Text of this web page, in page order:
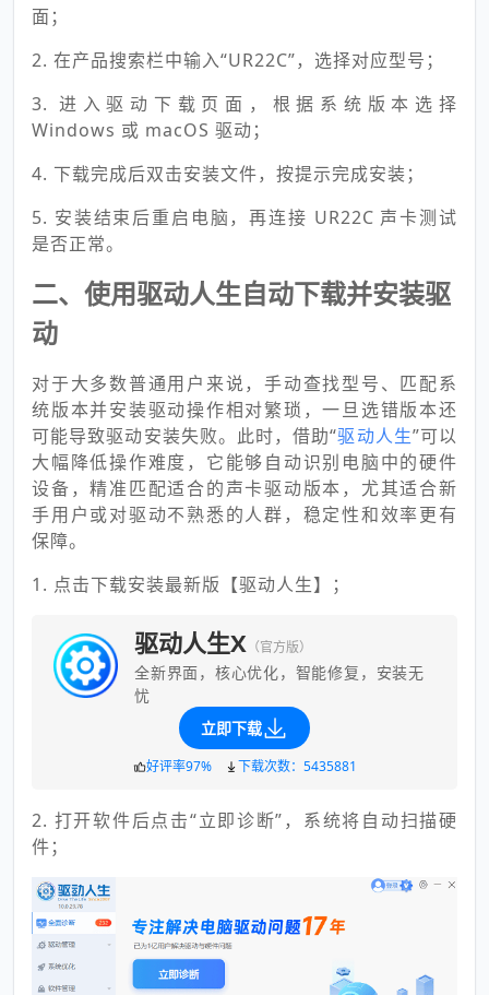
面；
2. 在产品搜索栏中输入“UR22C”，选择对应型号；
3. 进入驱动下载页面，根据系统版本选择
Windows 或 macOS 驱动；
4. 下载完成后双击安装文件，按提示完成安装；
5. 安装结束后重启电脑，再连接 UR22C 声卡测试
是否正常。
二、使用驱动人生自动下载并安装驱
动
对于大多数普通用户来说，手动查找型号、匹配系
统版本并安装驱动操作相对繁琐，一旦选错版本还
可能导致驱动安装失败。此时，借助“驱动人生”可以
大幅降低操作难度，它能够自动识别电脑中的硬件
设备，精准匹配适合的声卡驱动版本，尤其适合新
手用户或对驱动不熟悉的人群，稳定性和效率更有
保障。
1. 点击下载安装最新版【驱动人生】；
驱动人生X （官方版）
全新界面，核心优化，智能修复，安装无
忧
立即下载
好评率97% 下载次数：5435881
2. 打开软件后点击“立即诊断”，系统将自动扫描硬
件；